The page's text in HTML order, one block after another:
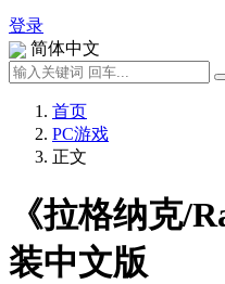
登录
简体中文
首页
PC游戏
正文
《拉格纳克/
装中文版